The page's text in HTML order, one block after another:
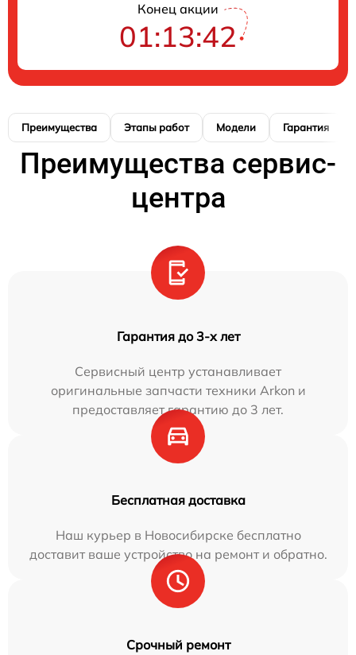
Конец акции
01:13:41
Преимущества Этапы работ Модели Гарантия
Преимущества сервис-
центра
Гарантия до 3-х лет
Сервисный центр устанавливает
оригинальные запчасти техники Arkon и
предоставляет гарантию до 3 лет.
Бесплатная доставка
Наш курьер в Новосибирске бесплатно
доставит ваше устройство на ремонт и обратно.
Срочный ремонт